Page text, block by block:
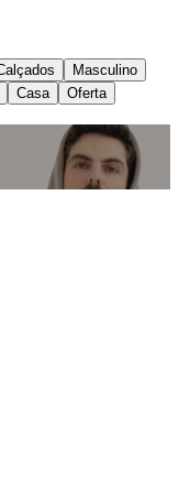
Masculino
Casa Oferta